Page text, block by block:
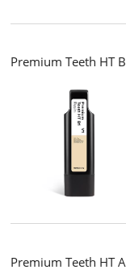
Premium Teeth HT
Premium Teeth HT